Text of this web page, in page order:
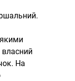
власний
На